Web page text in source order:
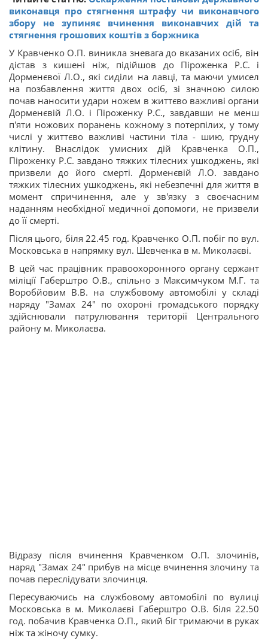
виконавця про стягнення штрафу чи виконавчого
збору не зупиняє вчинення виконавчих дій та
стягнення грошових коштів з боржника
У Кравченко О.П. виникла зневага до вказаних осіб, він
дістав з кишені ніж, підійшов до Піроженка Р.С. і
Дорменєвої Л.О., які сиділи на лавці, та маючи умисел
на позбавлення життя двох осіб, зі значною силою
почав наносити удари ножем в життєво важливі органи
Дорменєвій Л.О. і Піроженку Р.С., завдавши не менш
п'яти ножових поранень кожному з потерпілих, у тому
числі у життєво важливі частини тіла - шию, грудну
клітину. Внаслідок умисних дій Кравченка О.П.,
Піроженку Р.С. завдано тяжких тілесних ушкоджень, які
призвели до його смерті. Дорменєвій Л.О. завдано
тяжких тілесних ушкоджень, які небезпечні для життя в
момент спричинення, але у зв'язку з своєчасним
наданням необхідної медичної допомоги, не призвели
до її смерті.
Після цього, біля 22.45 год. Кравченко О.П. побіг по вул.
Московська в напрямку вул. Шевченка в м. Миколаєві.
В цей час працівник правоохоронного органу сержант
міліції Габерштро О.В., спільно з Максимчуком М.Г. та
Воробйовим В.В. на службовому автомобілі у складі
наряду "Замах 24" по охороні громадського порядку
здійснювали патрулювання території Центрального
району м. Миколаєва.
Відразу після вчинення Кравченком О.П. злочинів,
наряд "Замах 24" прибув на місце вчинення злочину та
почав переслідувати злочинця.
Пересуваючись на службовому автомобілі по вулиці
Московська в м. Миколаєві Габерштро О.В. біля 22.50
год. побачив Кравченка О.П., який біг тримаючи в руках
ніж та жіночу сумку.